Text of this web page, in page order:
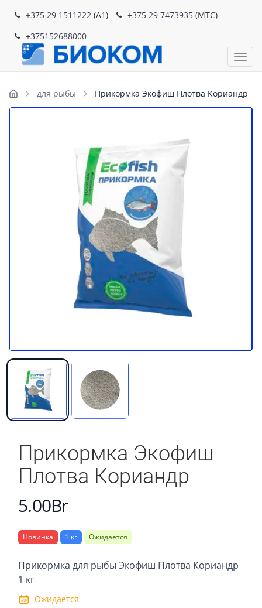
+375 29 1511222 (A1) +375 29 7473935 (MTC)
+375152688000
для рыбы Прикормка Экофиш Плотва Кориандр
Прикормка Экофиш
Плотва Кориандр
5.00Br
Новинка 1 кг Ожидается
Описание
Прикормка для рыбы Экофиш Плотва Кориандр
1 кг
Ожидается